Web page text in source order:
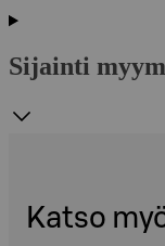
Sijainti
Katso